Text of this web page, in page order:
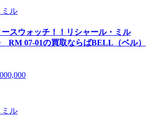
ミル
スウォッチ！！リシャール・ミル
RM 07-01の買取ならばBELL（ベル）
ミル